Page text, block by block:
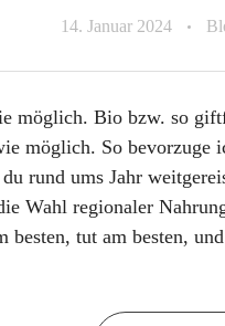
14. Januar 2024
möglich. Bio bzw. so
möglich. So bevorzuge
rund ums Jahr
Wahl regionaler
besten, tut am besten,